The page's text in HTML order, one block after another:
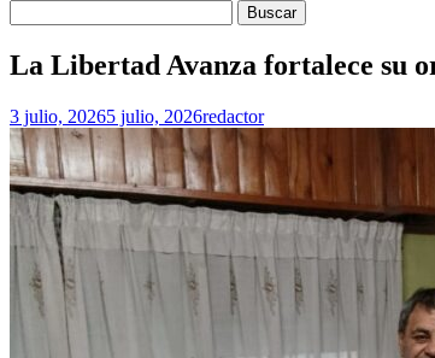
La Libertad Avanza fortalece su
3 julio, 20265 julio, 2026redactor